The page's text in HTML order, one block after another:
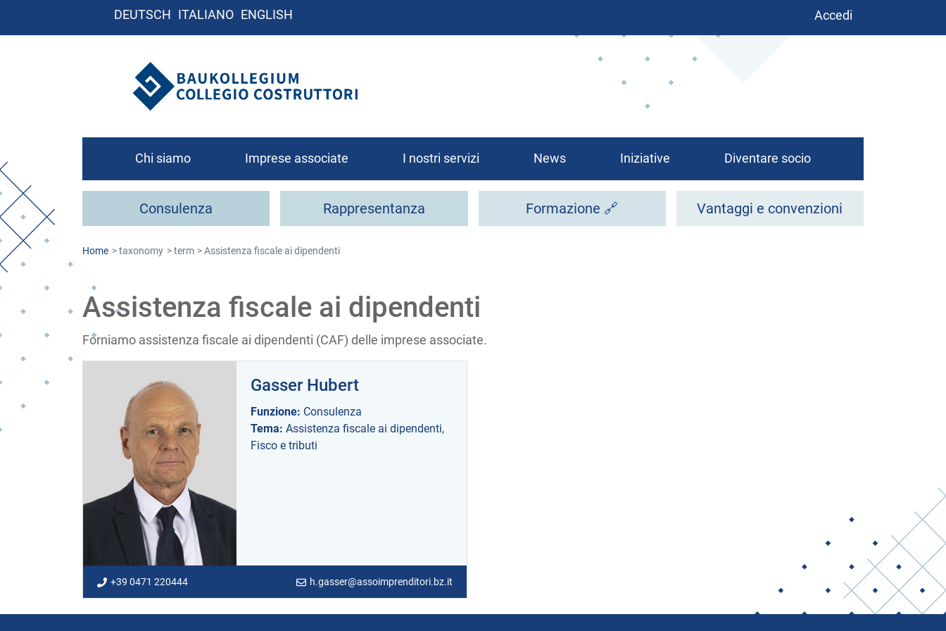
DEUTSCH ITALIANO ENGLISH BenutzermenüAccedi
Chi siamo
Chi siamo
Contatto
Imprese associate I nostri servizi News Iniziative Diventare socio
Consulenza Rappresentanza Formazione 🔗 Vantaggi e convenzioni
Home taxonomy term Assistenza fiscale ai dipendenti
Assistenza fiscale ai dipendenti
Forniamo assistenza fiscale ai dipendenti (CAF) delle imprese associate.
Gasser Hubert
Funzione: Consulenza
Tema: Assistenza fiscale ai dipendenti,
Fisco e tributi
+39 0471 220444 h.gasser@assoimprenditori.bz.it